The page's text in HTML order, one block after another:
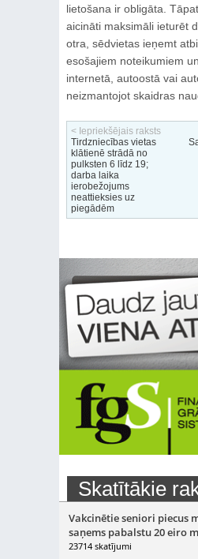
lietošana ir obligāta.
aicināti maksimāli ieturēt
otra, sēdvietas ieņemt
esošajiem noteikumiem
internetā, autoostā vai
neizmantojot skaidras
< Iepriekšējais raksts
Tirdzniecības vietas
klātienē strādā no
pulksten 6 līdz 19;
darba laika
ierobežojums
neattieksies uz
piegādēm
Skatītākie
Vakcinētie seniori piecus
saņems pabalstu 20 eiro
23714 skatījumi